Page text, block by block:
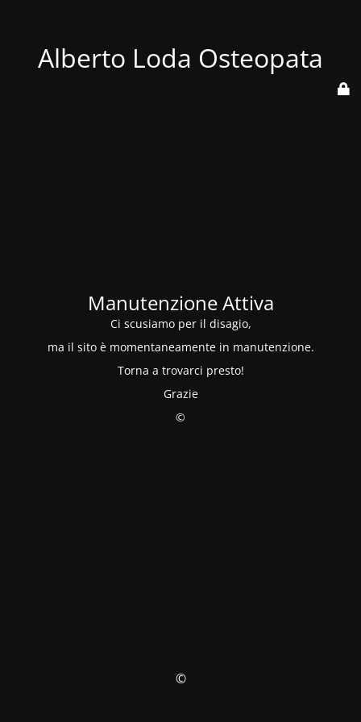
Alberto Loda Osteopata
Manutenzione Attiva
Ci scusiamo per il disagio,
ma il sito è momentaneamente in manutenzione.
Torna a trovarci presto!
Grazie
©
©